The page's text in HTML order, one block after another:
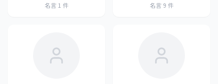
名言 1 件 名言 9 件